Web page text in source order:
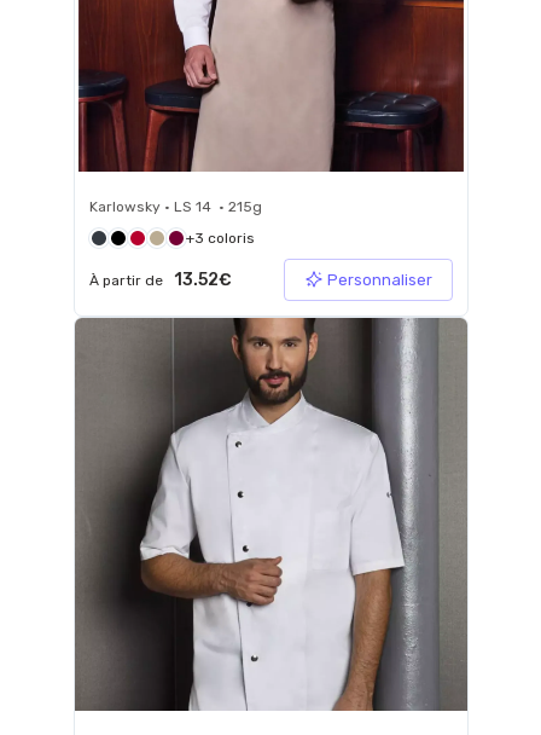
Karlowsky • LS 14 • 215g
+3 coloris
À partir de 13.52€ Personnaliser